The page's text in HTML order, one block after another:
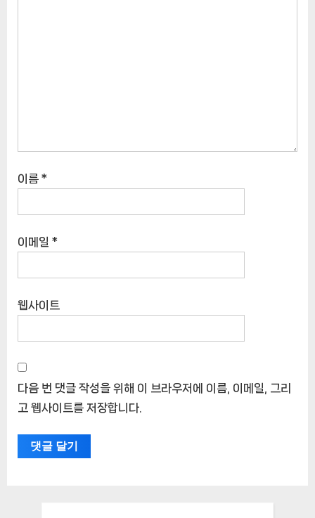
이름 *
이메일 *
웹사이트
다음 번 댓글 작성을 위해 이 브라우저에 이름, 이메일, 그리
고 웹사이트를 저장합니다.